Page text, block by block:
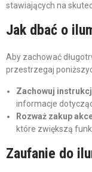
stawiających na
Jak dbać o
Aby zachować
przestrzegaj
Zachowuj
informacje
Rozważ zakup
które zwiększą
Zaufanie do